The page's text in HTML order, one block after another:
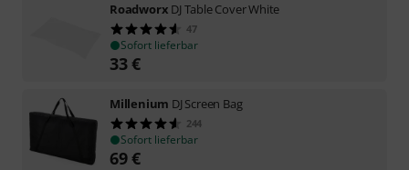
Roadworx DJ Table Cover White
47
Sofort lieferbar
33€
Millenium DJ Screen Bag
244
Sofort lieferbar
69€